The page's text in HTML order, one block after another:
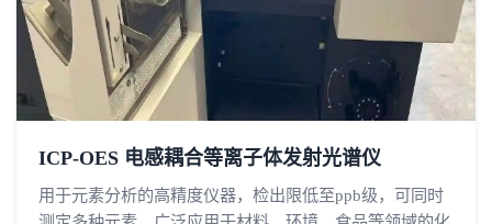
ICP-OES 电感耦合等离子体发射光谱仪
用于元素分析的高精度仪器，检出限低至ppb级，可同时